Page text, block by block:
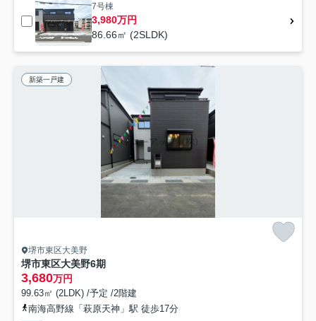
7号棟
3,980万円
86.66㎡ (2SLDK)
新築一戸建
堺市東区大美野
堺市東区大美野6期
3,680万円
99.63㎡ (2LDK) /予定 /2階建
南海高野線「萩原天神」駅 徒歩17分